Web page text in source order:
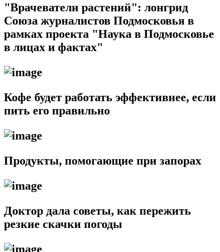
"Врачеватели растений": лонгрид
Союза журналистов Подмосковья в
рамках проекта "Наука в Подмосковье
в лицах и фактах"
Кофе будет работать эффективнее, если
пить его правильно
Продукты, помогающие при запорах
Доктор дала советы, как пережить
резкие скачки погоды